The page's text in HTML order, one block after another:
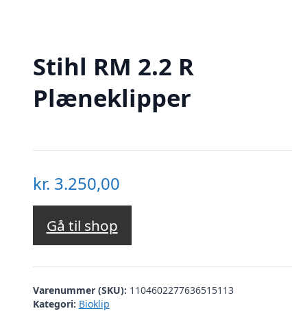
Stihl RM 2.2 R
Plæneklipper
kr. 3.250,00
Gå til shop
Varenummer (SKU): 1104602277636515113
Kategori: Bioklip